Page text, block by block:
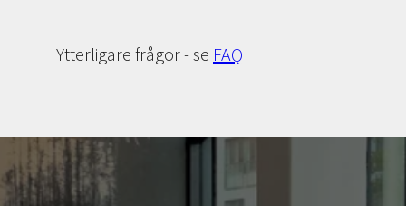
Ytterligare frågor - se FAQ